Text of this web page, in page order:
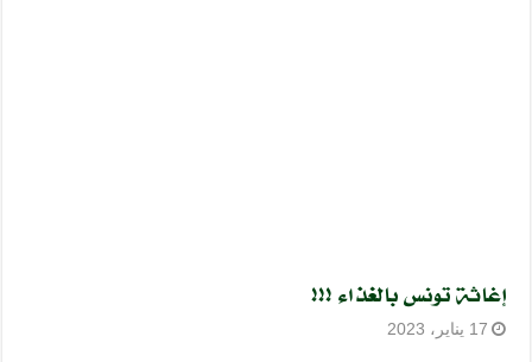
إغاثة تونس بالغذاء !!!
17 يناير، 2023